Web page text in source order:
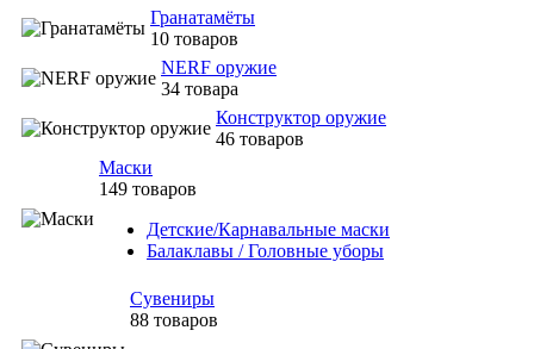
Гранатамёты
10 товаров
NERF оружие
34 товара
Конструктор оружие
46 товаров
Маски
149 товаров
Детские/Карнавальные маски
Балаклавы / Головные уборы
Сувениры
88 товаров